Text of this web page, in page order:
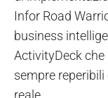
Infor Road
business
ActivityDeck
sempre
reale.